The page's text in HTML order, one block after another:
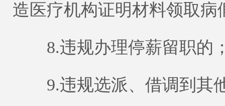
造医疗机构证明材料领取病
8.违规办理停薪留职的
9.违规选派、借调到其